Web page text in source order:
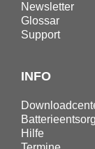
Newsletter
Glossar
Support
INFO
Hilfe